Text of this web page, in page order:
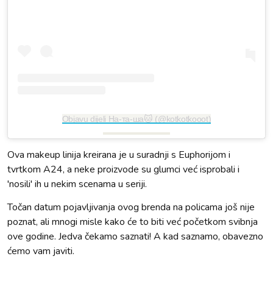
Objavu dijeli На-та-ша🐱 (@kotkotkooot)
Ova makeup linija kreirana je u suradnji s Euphorijom i
tvrtkom A24, a neke proizvode su glumci već isprobali i
'nosili' ih u nekim scenama u seriji.
Točan datum pojavljivanja ovog brenda na policama još nije
poznat, ali mnogi misle kako će to biti već početkom svibnja
ove godine. Jedva čekamo saznati! A kad saznamo, obavezno
ćemo vam javiti.